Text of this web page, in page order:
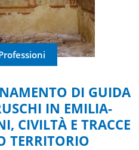
DI GUIDA
IN EMILIA-
CIVILTÀ E TRACCE
TERRITORIO